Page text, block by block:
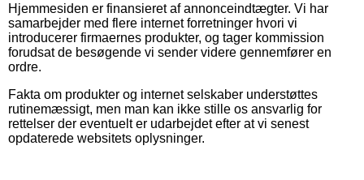
Hjemmesiden er finansieret af annonceindtægter. Vi har
samarbejder med flere internet forretninger hvori vi
introducerer firmaernes produkter, og tager kommission
forudsat de besøgende vi sender videre gennemfører en
ordre.
Fakta om produkter og internet selskaber understøttes
rutinemæssigt, men man kan ikke stille os ansvarlig for
rettelser der eventuelt er udarbejdet efter at vi senest
opdaterede websitets oplysninger.